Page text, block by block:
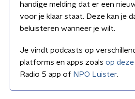
handige melding dat er een
voor je klaar staat. Deze kan je
beluisteren wanneer je wilt.
Je vindt podcasts op
platforms en apps zoals op
Radio 5 app of NPO Luister.